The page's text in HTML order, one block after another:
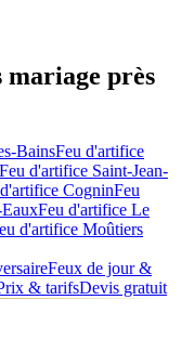
près
BainsFeu d'artifice
Feu d'artifice Saint-Jean-
CogninFeu
Feu d'artifice Le
d'artifice Moûtiers
Feux de jour &
& tarifsDevis gratuit